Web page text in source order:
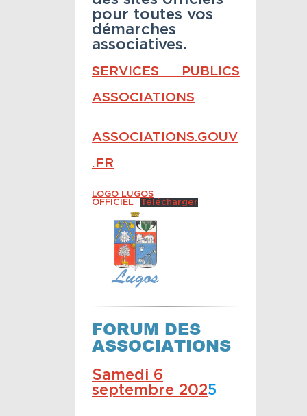
pour toutes vos
démarches
associatives.
SERVICES PUBLICS
ASSOCIATIONS
ASSOCIATIONS.GOUV
.FR
LOGO LUGOS
OFFICIEL
Télécharger
FORUM DES
ASSOCIATIONS
Samedi 6
septembre 2025